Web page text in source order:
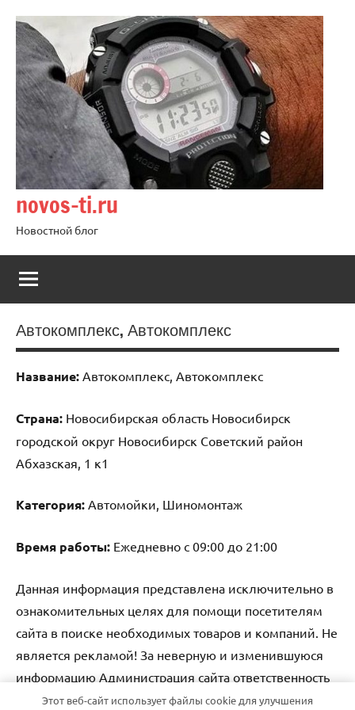
содержимому
novos-ti.ru
Новостной блог
Автокомплекс, Автокомплекс
Название: Автокомплекс, Автокомплекс
Страна: Новосибирская область Новосибирск
городской округ Новосибирск Советский район
Абхазская, 1 к1
Категория: Автомойки, Шиномонтаж
Время работы: Ежедневно с 09:00 до 21:00
Данная информация представлена исключительно в
ознакомительных целях для помощи посетителям
сайта в поиске необходимых товаров и компаний. Не
является рекламой! За неверную и изменившуюся
информацию Администрация сайта ответственность
не несет.
Этот веб-сайт использует файлы cookie для улучшения